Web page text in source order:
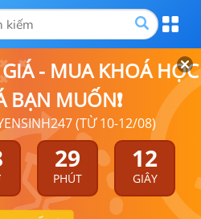
- MUA KHOÁ HỌC
BẠN MUỐN❗
(TỪ 10-12/08)
29
PHÚT
11
GIÂY